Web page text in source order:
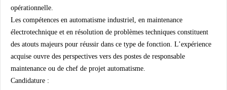
opérationnelle.
Les compétences en automatisme industriel, en maintenance
électrotechnique et en résolution de problèmes techniques constituent
des atouts majeurs pour réussir dans ce type de fonction. L’expérience
acquise ouvre des perspectives vers des postes de responsable
maintenance ou de chef de projet automatisme.
Candidature :